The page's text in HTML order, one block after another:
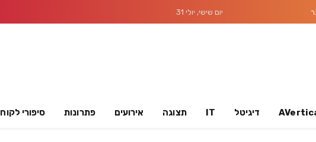
יום שישי, יולי 31
דיגיטל IT תצוגה אירועים פתרונות סיפורי לקוח